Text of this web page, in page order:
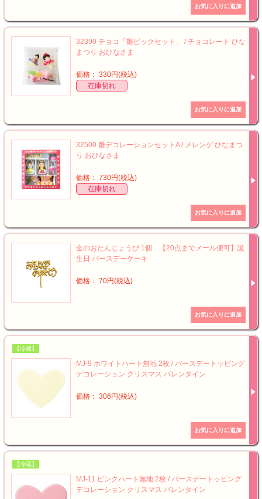
32390 チョコ「雛ピックセット」 / チョコレート ひな
まつり おひなさま
価格： 330円(税込)
在庫切れ
32500 雛デコレーションセットA / メレンゲ ひなまつ
り おひなさま
価格： 730円(税込)
在庫切れ
金のおたんじょうび 1個 【20点までメール便可】誕
生日 バースデーケーキ
価格： 70円(税込)
【冷蔵】
MJ-9 ホワイトハート無地 2枚 / バースデートッピング
デコレーション クリスマス バレンタイン
価格： 306円(税込)
【冷蔵】
MJ-11 ピンクハート無地 2枚 / バースデートッピング
デコレーション クリスマス バレンタイン